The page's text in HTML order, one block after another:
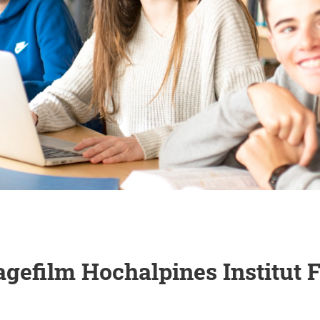
Hochalpines Institut